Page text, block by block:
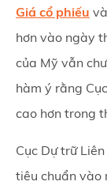
Giá cổ phiếu
hơn vào ngày
của Mỹ vẫn
hàm ý rằng
cao hơn trong
Cục Dự trữ
tiêu chuẩn vào